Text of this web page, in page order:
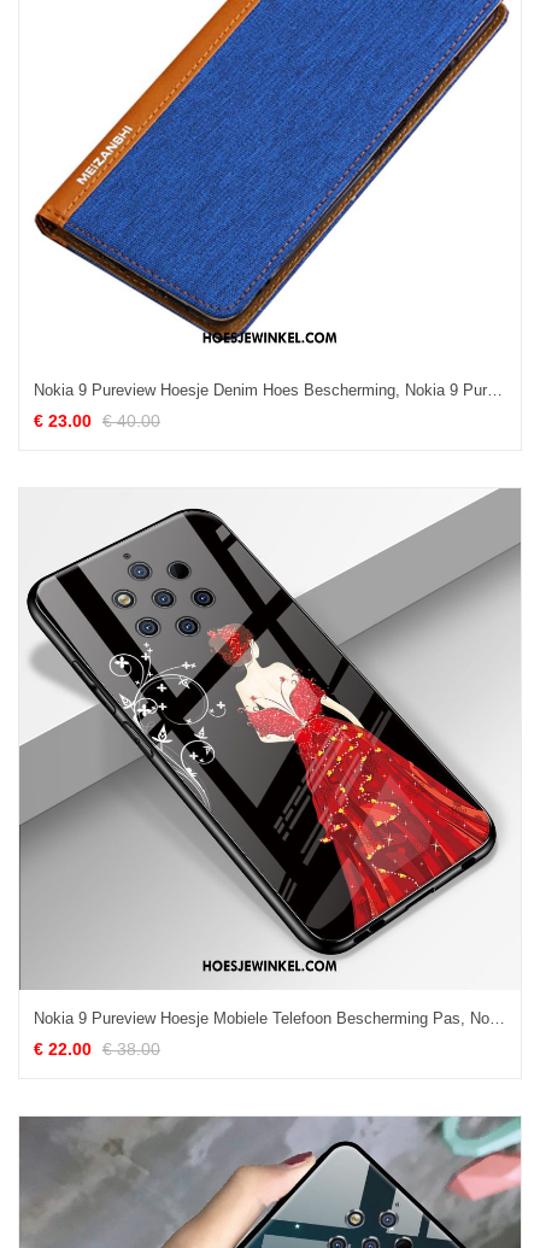
Nokia 9 Pureview Hoesje Denim Hoes Bescherming, Nokia 9 Pureview Hoesje Leren Etui Anti-fall
€ 23.00 € 40.00
Nokia 9 Pureview Hoesje Mobiele Telefoon Bescherming Pas, Nokia 9 Pureview Hoesje Gazen Glas
€ 22.00 € 38.00